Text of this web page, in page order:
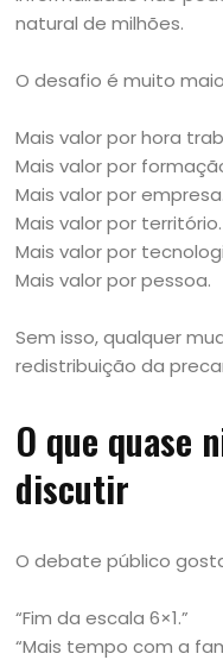
natural de milhões.
O desafio é muito
Mais valor por hora
Mais valor por
Mais valor por empresa.
Mais valor por território.
Mais valor por
Mais valor por pessoa.
Sem isso, qualquer
redistribuição da
O que quase
discutir
O debate público
“Fim da escala 6×1.”
“Mais tempo com a